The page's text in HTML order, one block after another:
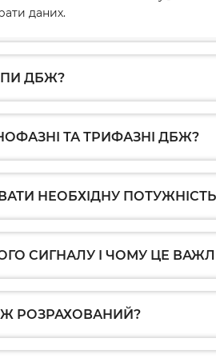
даних.
ДБЖ?
ТА ТРИФАЗНІ ДБЖ?
НЕОБХІДНУ
СИГНАЛУ І ЧОМУ ЦЕ
РОЗРАХОВАНИЙ?